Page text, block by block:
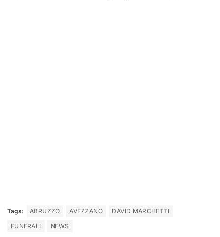
Tags: ABRUZZO AVEZZANO
DAVID MARCHETTI
FUNERALI
NEWS